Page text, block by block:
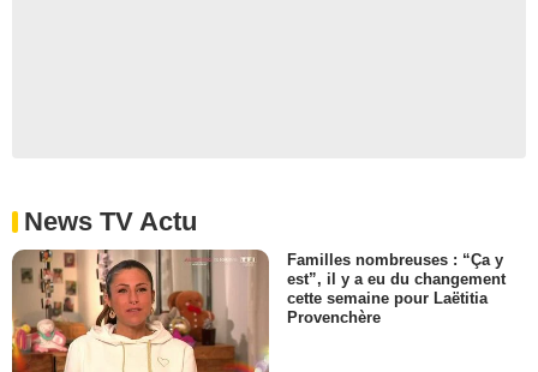
News TV Actu
Familles nombreuses : “Ça y
est”, il y a eu du changement
cette semaine pour Laëtitia
Provenchère